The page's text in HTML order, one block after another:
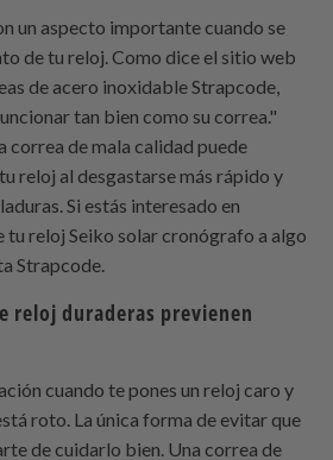
un aspecto importante cuando se
de tu reloj. Como dice el sitio web
de acero inoxidable Strapcode,
tan bien como su correa."
correa de mala calidad puede
reloj al desgastarse más rápido y
Si estás interesado en
tu reloj Seiko solar cronógrafo a algo
Strapcode.
reloj duraderas previenen
cuando te pones un reloj caro y
roto. La única forma de evitar que
de cuidarlo bien. Una correa de